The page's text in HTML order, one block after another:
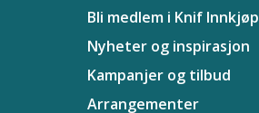
Bli medlem i Knif Innkjøp
Nyheter og inspirasjon
Kampanjer og tilbud
Arrangementer